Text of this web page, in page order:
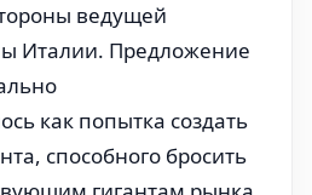
ведущей
Италии. Предложение
как попытка создать
способного бросить